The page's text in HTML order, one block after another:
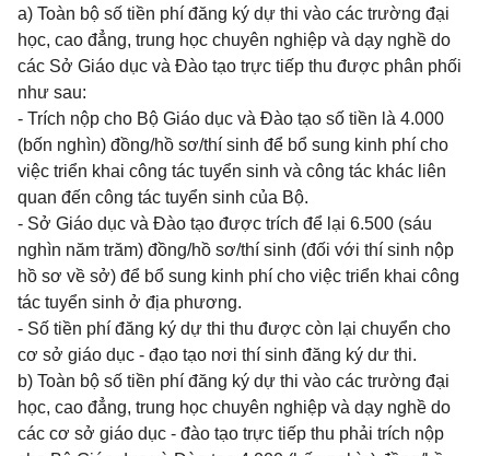
a) Toàn bộ số tiền phí đăng ký dự thi vào các trường đại
học, cao đẳng, trung học chuyên nghiệp và dạy nghề do
các Sở Giáo dục và Đào tạo trực tiếp thu được phân phối
như sau:
- Trích nộp cho Bộ Giáo dục và Đào tạo số tiền là 4.000
(bốn nghìn) đồng/hồ sơ/thí sinh để bổ sung kinh phí cho
việc triển khai công tác tuyển sinh và công tác khác liên
quan đến công tác tuyển sinh của Bộ.
- Sở Giáo dục và Đào tạo được trích để lại 6.500 (sáu
nghìn năm trăm) đồng/hồ sơ/thí sinh (đối với thí sinh nộp
hồ sơ về sở) để bổ sung kinh phí cho việc triển khai công
tác tuyển sinh ở địa phương.
- Số tiền phí đăng ký dự thi thu được còn lại chuyển cho
cơ sở giáo dục - đạo tạo nơi thí sinh đăng ký dư thi.
b) Toàn bộ số tiền phí đăng ký dự thi vào các trường đại
học, cao đẳng, trung học chuyên nghiệp và dạy nghề do
các cơ sở giáo dục - đào tạo trực tiếp thu phải trích nộp